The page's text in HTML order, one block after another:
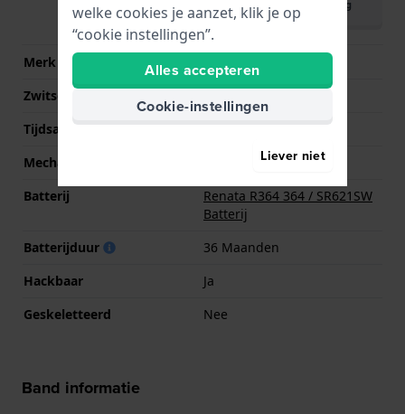
Download handleiding
(English)
Merk uurwerk
Seiko Instruments Inc.
Zwitsers uurwerk
Tijdsaanduiding
Analoog
Mechanisme
Batterij
Renata R364 364 / SR621SW
Batterij
Batterijduur
36 Maanden
Hackbaar
Ja
Geskeletteerd
Nee
Band informatie
welke cookies je aanzet, klik je op
“cookie instellingen”.
Alles accepteren
Cookie-instellingen
Liever niet